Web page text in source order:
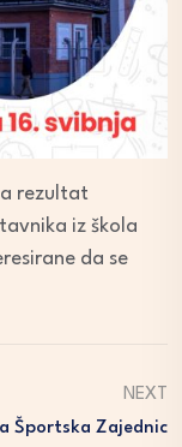
rezultat
iz škola
da se
NEXT
Športska Zajednic